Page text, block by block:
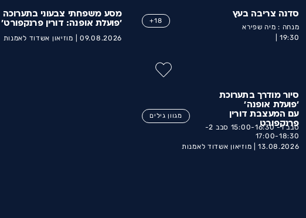
סדנה צריבה בעץ
מנחה : מיה שפירא
18+
19:30 |
מסע משפחתי צבעוני בתערוכה
'פועלת אופנה: דורין פרנקפורט'
09.08.2026 | מוזיאון אשדוד לאמנות
סיור מודרך בתערוכת
'פועלת אופנה'
עם המעצבת דורין
פרנקפורט
סבב 1- 15:00-16:30 סבב 2-
17:00-18:30
מגוון גילים
13.08.2026 | מוזיאון אשדוד לאמנות